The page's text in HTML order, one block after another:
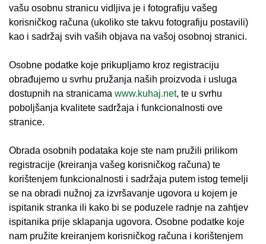
vašu osobnu stranicu vidljiva je i fotografiju vašeg
korisničkog računa (ukoliko ste takvu fotografiju postavili)
kao i sadržaj svih vaših objava na vašoj osobnoj stranici.
Osobne podatke koje prikupljamo kroz registraciju
obrađujemo u svrhu pružanja naših proizvoda i usluga
dostupnih na stranicama www.kuhaj.net, te u svrhu
poboljšanja kvalitete sadržaja i funkcionalnosti ove
stranice.
Obrada osobnih podataka koje ste nam pružili prilikom
registracije (kreiranja vašeg korisničkog računa) te
korištenjem funkcionalnosti i sadržaja putem istog temelji
se na obradi nužnoj za izvršavanje ugovora u kojem je
ispitanik stranka ili kako bi se poduzele radnje na zahtjev
ispitanika prije sklapanja ugovora. Osobne podatke koje
nam pružite kreiranjem korisničkog računa i korištenjem